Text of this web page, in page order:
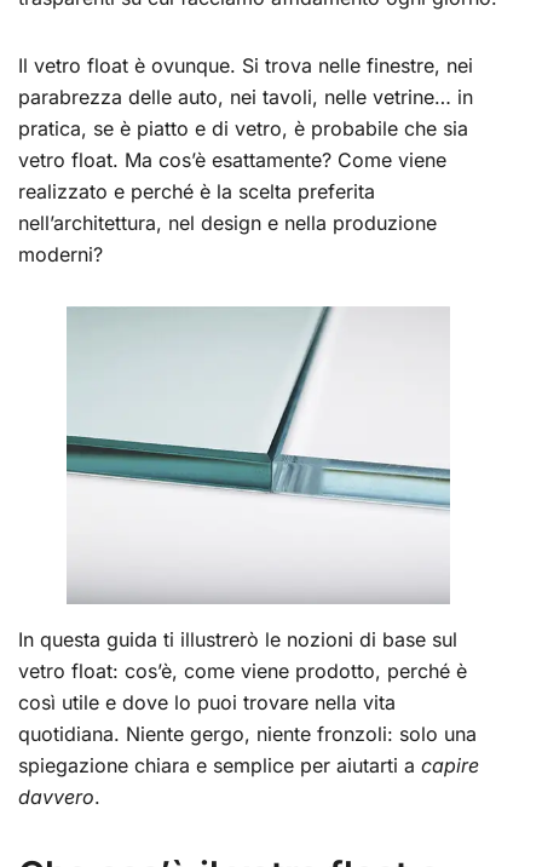
Il vetro float è ovunque. Si trova nelle finestre, nei
parabrezza delle auto, nei tavoli, nelle vetrine… in
pratica, se è piatto e di vetro, è probabile che sia
vetro float. Ma cos’è esattamente? Come viene
realizzato e perché è la scelta preferita
nell’architettura, nel design e nella produzione
moderni?
In questa guida ti illustrerò le nozioni di base sul
vetro float: cos’è, come viene prodotto, perché è
così utile e dove lo puoi trovare nella vita
quotidiana. Niente gergo, niente fronzoli: solo una
spiegazione chiara e semplice per aiutarti a capire
davvero.